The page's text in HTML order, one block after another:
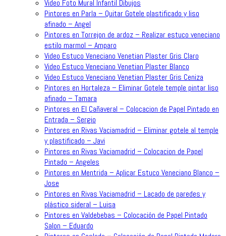
Video Foto Mural Infantil Dibujos
Pintores en Parla – Quitar Gotele plastificado y liso
afinado – Angel
Pintores en Torrejon de ardoz – Realizar estuco veneciano
estilo marmol – Amparo
Video Estuco Veneciano Venetian Plaster Gris Claro
Video Estuco Veneciano Venetian Plaster Blanco
Video Estuco Veneciano Venetian Plaster Gris Ceniza
Pintores en Hortaleza – Eliminar Gotele temple pintar liso
afinado – Tamara
Pintores en El Cañaveral – Colocacion de Papel Pintado en
Entrada – Sergio
Pintores en Rivas Vaciamadrid – Eliminar gotele al temple
y plastificado – Javi
Pintores en Rivas Vaciamadrid – Colocacion de Papel
Pintado – Angeles
Pintores en Mentrida – Aplicar Estuco Veneciano Blanco –
Jose
Pintores en Rivas Vaciamadrid – Lacado de paredes y
plástico sideral – Luisa
Pintores en Valdebebas – Colocación de Papel Pintado
Salon – Eduardo